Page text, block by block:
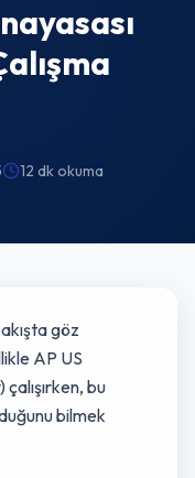
12 dk okuma
göz
AP US
bu
bilmek